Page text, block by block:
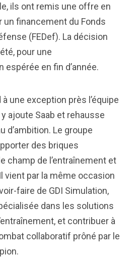
ils ont remis une offre en
un financement du Fonds
(FEDef). La décision
pour une
en fin d’année.
une exception près l’équipe
ajoute Saab et rehausse
d’ambition. Le groupe
des briques
champ de l’entraînement et
vient par la même occasion
faire de GDI Simulation,
dans les solutions
et contribuer à
collaboratif prôné par le